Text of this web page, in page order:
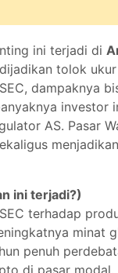
ini terjadi di
tolok
dampaknya
investor
AS. Pasar
ini terjadi?)
terhadap
minat
penuh
di pasar modal.